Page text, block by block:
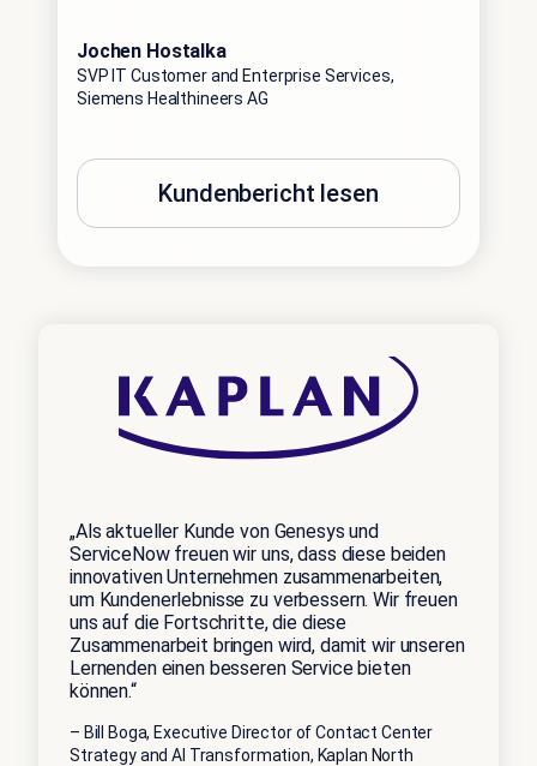
Jochen Hostalka
SVP IT Customer and Enterprise Services,
Siemens Healthineers AG
Kundenbericht lesen
„Als aktueller Kunde von Genesys und
ServiceNow freuen wir uns, dass diese beiden
innovativen Unternehmen zusammenarbeiten,
um Kundenerlebnisse zu verbessern. Wir freuen
uns auf die Fortschritte, die diese
Zusammenarbeit bringen wird, damit wir unseren
Lernenden einen besseren Service bieten
können.“
– Bill Boga, Executive Director of Contact Center
Strategy and AI Transformation, Kaplan North